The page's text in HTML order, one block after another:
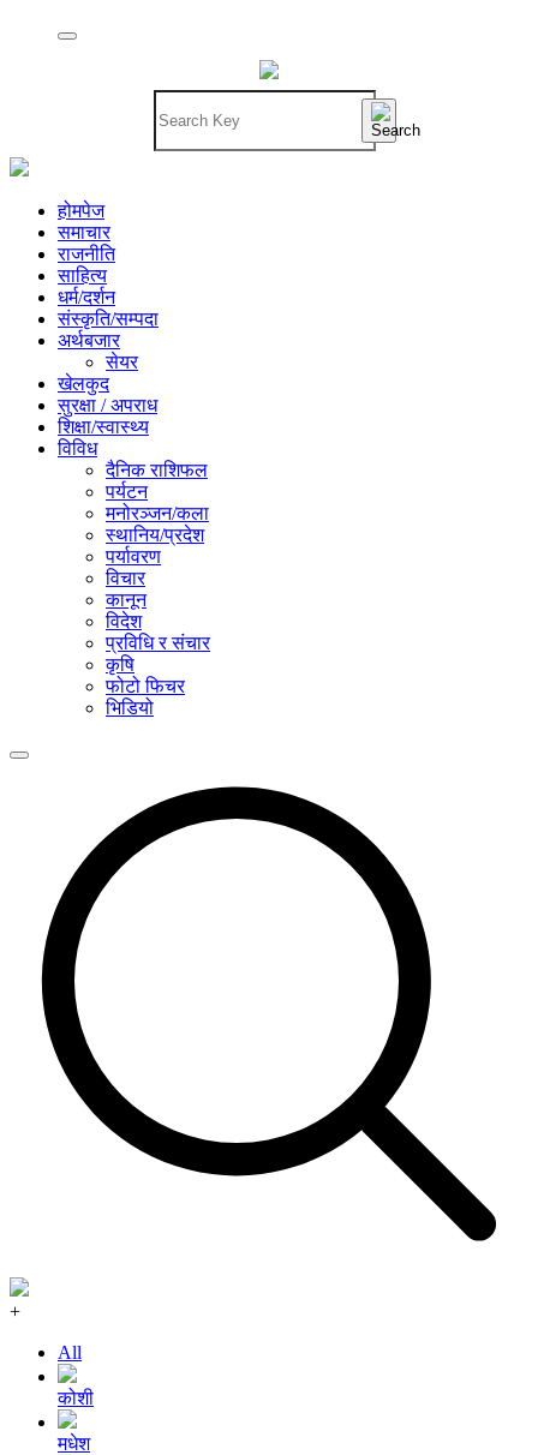
होमपेज
समाचार
राजनीति
साहित्य
धर्म/दर्शन
संस्कृति/सम्पदा
अर्थबजार
सेयर
खेलकुद
सुरक्षा / अपराध
शिक्षा/स्वास्थ्य
विविध
दैनिक राशिफल
पर्यटन
मनोरञ्जन/कला
स्थानिय/प्रदेश
पर्यावरण
विचार
कानून
विदेश
प्रविधि र संचार
कृषि
फोटो फिचर
भिडियो
+
All
कोशी
मधेश